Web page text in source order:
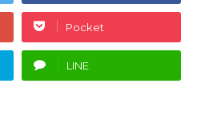
Pocket
LINE